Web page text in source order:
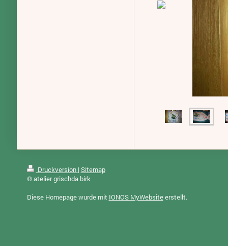
Druckversion | Sitemap
© atelier grischda birk
Diese Homepage wurde mit IONOS MyWebsiteerstellt.